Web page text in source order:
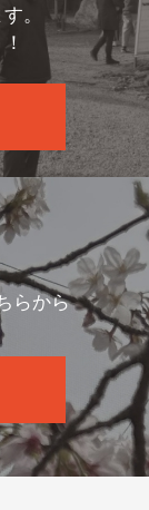
。
らから